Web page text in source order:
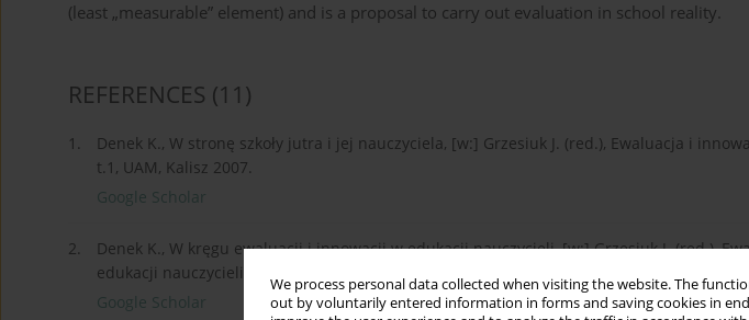
We process personal data collected when visiting the website. The
out by voluntarily entered information in forms and saving cookies in
(least „measurable” element) and is a proposal to carry out evaluation in school reality.
REFERENCES (11)
1.
Denek K., W stronę szkoły jutra i jej nauczyciela, [w:] Grzesiuk J. (red.), Ewaluacja i
t.1, UAM, Kalisz 2007.
Google Scholar
2.
Denek K., W kręgu ewaluacji i innowacji w edukacji nauczycieli, [w:] Grzesiuk J. (red.),
edukacji nauczycieli, t.1, UAM, Kalisz 2007.
Google Scholar